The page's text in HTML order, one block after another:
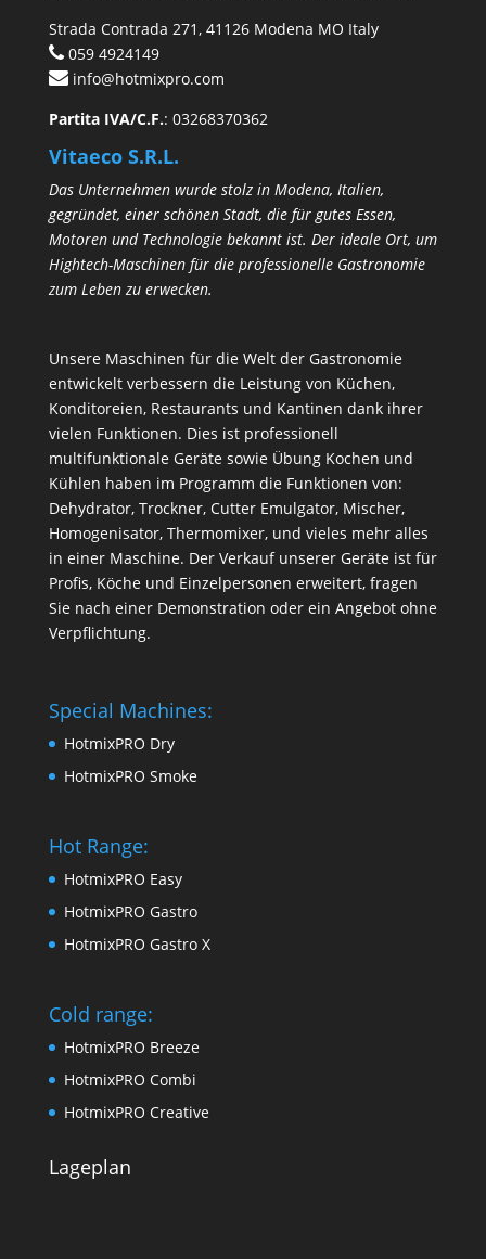
Strada Contrada 271, 41126 Modena MO Italy
059 4924149
info@hotmixpro.com
Partita IVA/C.F.: 03268370362
Vitaeco S.R.L.
Das Unternehmen wurde stolz in Modena, Italien,
gegründet, einer schönen Stadt, die für gutes Essen,
Motoren und Technologie bekannt ist. Der ideale Ort, um
Hightech-Maschinen für die professionelle Gastronomie
zum Leben zu erwecken.
Unsere Maschinen für die Welt der Gastronomie
entwickelt verbessern die Leistung von Küchen,
Konditoreien, Restaurants und Kantinen dank ihrer
vielen Funktionen. Dies ist professionell
multifunktionale Geräte sowie Übung Kochen und
Kühlen haben im Programm die Funktionen von:
Dehydrator, Trockner, Cutter Emulgator, Mischer,
Homogenisator, Thermomixer, und vieles mehr alles
in einer Maschine. Der Verkauf unserer Geräte ist für
Profis, Köche und Einzelpersonen erweitert, fragen
Sie nach einer Demonstration oder ein Angebot ohne
Verpflichtung.
Special Machines:
HotmixPRO Dry
HotmixPRO Smoke
Hot Range:
HotmixPRO Easy
HotmixPRO Gastro
HotmixPRO Gastro X
Cold range:
HotmixPRO Breeze
HotmixPRO Combi
HotmixPRO Creative
Lageplan